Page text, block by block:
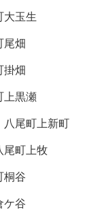
大玉生
尾畑
掛畑
上黒瀬
八尾町上新町
尾町上牧
桐谷
ケ谷